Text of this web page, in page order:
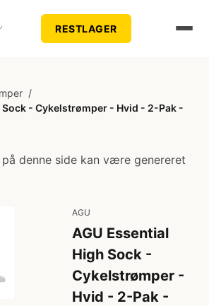
RESTLAGER
/
Sock - Cykelstrømper - Hvid - 2-Pak -
denne side kan være genereret
AGU
AGU Essential
High Sock -
Cykelstrømper -
Hvid - 2-Pak -